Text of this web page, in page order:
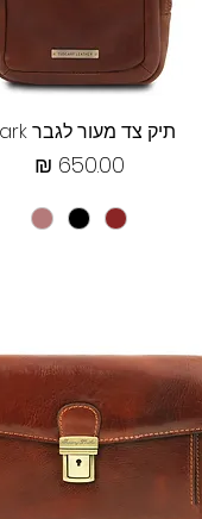
תצוגה מהירה
תיק צד מעור לגבר Mark
מחיר